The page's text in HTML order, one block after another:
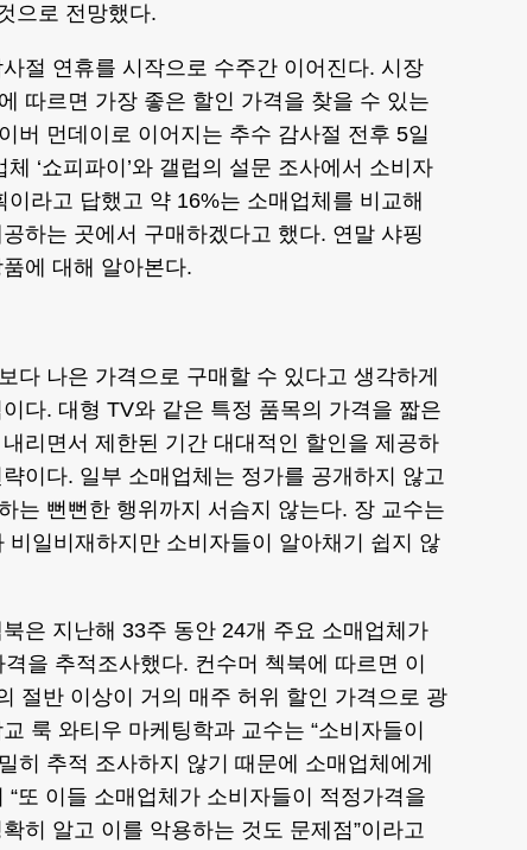
으로 전망했다.
절 연휴를 시작으로 수주간 이어진다. 시장
따르면 가장 좋은 할인 가격을 찾을 수 있는
버 먼데이로 이어지는 추수 감사절 전후 5일
‘쇼피파이’와 갤럽의 설문 조사에서 소비자
라고 답했고 약 16%는 소매업체를 비교해
하는 곳에서 구매하겠다고 했다. 연말 샤핑
에 대해 알아본다.
다 나은 가격으로 구매할 수 있다고 생각하게
다. 대형 TV와 같은 특정 품목의 가격을 짧은
리면서 제한된 기간 대대적인 할인을 제공하
이다. 일부 소매업체는 정가를 공개하지 않고
는 뻔뻔한 행위까지 서슴지 않는다. 장 교수는
비일비재하지만 소비자들이 알아채기 쉽지 않
은 지난해 33주 동안 24개 주요 소매업체가
을 추적조사했다. 컨수머 첵북에 따르면 이
절반 이상이 거의 매주 허위 할인 가격으로 광
룩 와티우 마케팅학과 교수는 “소비자들이
히 추적 조사하지 않기 때문에 소매업체에게
“또 이들 소매업체가 소비자들이 적정가격을
히 알고 이를 악용하는 것도 문제점”이라고